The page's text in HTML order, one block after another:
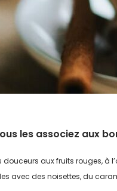
les associez aux
douceurs aux fruits rouges, à
avec des noisettes, du